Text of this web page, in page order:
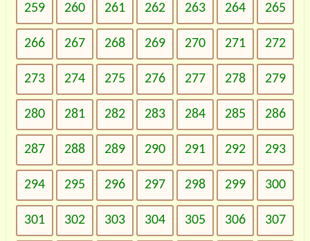
259 260 261 262 263 264 265
266 267 268 269 270 271 272
273 274 275 276 277 278 279
280 281 282 283 284 285 286
287 288 289 290 291 292 293
294 295 296 297 298 299 300
301 302 303 304 305 306 307